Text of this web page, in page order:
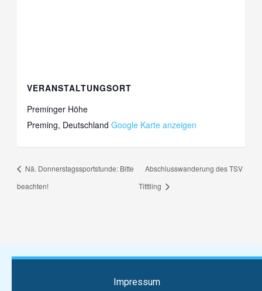
VERANSTALTUNGSORT
Preminger Höhe
Preming, Deutschland Google Karte anzeigen
Nä. Donnerstagssportstunde: Bitte
beachten!
Abschlusswanderung des TSV
Titttling
Impressum